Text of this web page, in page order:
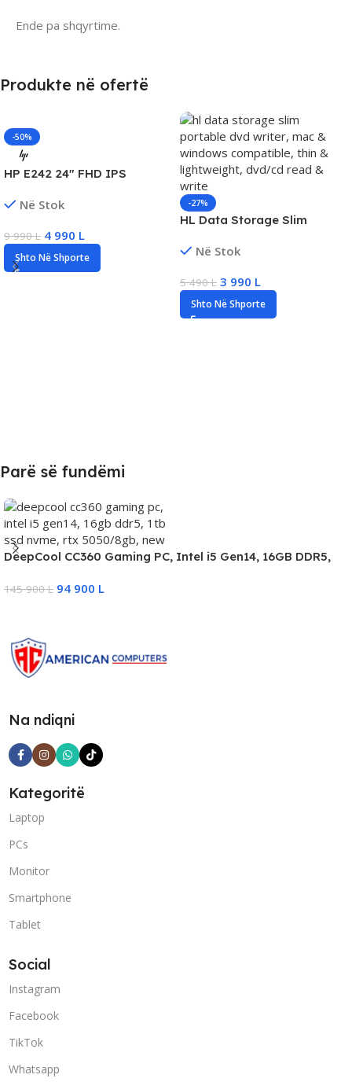
Ende pa shqyrtime.
Produkte në ofertë
-50%
HP E242 24″ FHD IPS
DP/VGA/HDMI
Në Stok
9 990L 4 990 L
Shto Në Shporte
-27%
HL Data Storage Slim
Në Stok
5 490L 3 990 L
Shto Në Shporte
Parë së fundëmi
DeepCool CC360 Gaming PC, Intel i5 Gen14, 16GB DDR5,
145 900L 94 900 L
Na ndiqni
Kategoritë
Laptop
PCs
Monitor
Smartphone
Tablet
Social
Instagram
Facebook
TikTok
Whatsapp